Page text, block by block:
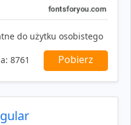
do użytku osobistego
8761 Pobierz